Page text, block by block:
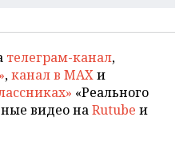
телеграм-канал,
,канал в MAXи
«Реального
видео наRutube и